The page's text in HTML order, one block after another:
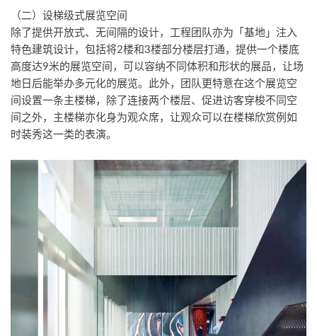
（二）设梯级式展览空间
除了提供开放式、无间隔的设计，工程团队亦为「基地」注入
特色建筑设计，包括将2楼和3楼部分楼层打通，提供一个楼底
高度达9米的展览空间，可以容纳不同体积和形状的展品，让场
地日后能举办多元化的展览。此外，团队更特意在这个展览空
间设置一条主楼梯，除了连接两个楼层、促进访客穿梭不同空
间之外，主楼梯亦化身为观众席，让观众可以在楼梯欣赏例如
时装秀这一类的表演。